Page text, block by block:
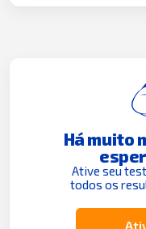
Há muito
Ative seu
todos os